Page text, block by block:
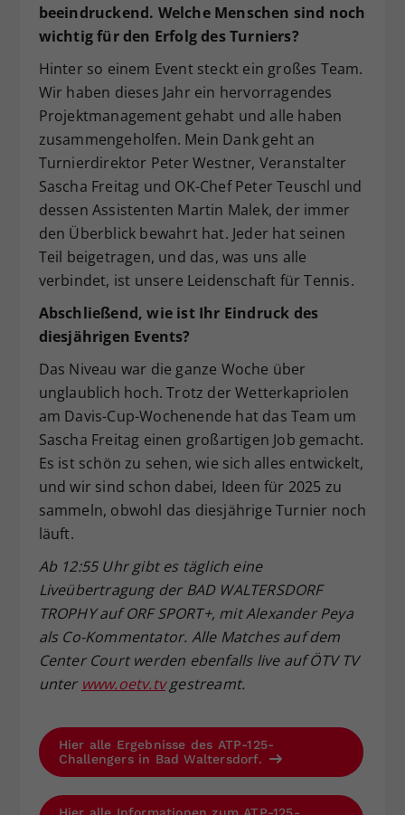
beeindruckend. Welche Menschen sind noch
wichtig für den Erfolg des Turniers?
Hinter so einem Event steckt ein großes Team.
Wir haben dieses Jahr ein hervorragendes
Projektmanagement gehabt und alle haben
zusammengeholfen. Mein Dank geht an
Turnierdirektor Peter Westner, Veranstalter
Sascha Freitag und OK-Chef Peter Teuschl und
dessen Assistenten Martin Malek, der immer
den Überblick bewahrt hat. Jeder hat seinen
Teil beigetragen, und das, was uns alle
verbindet, ist unsere Leidenschaft für Tennis.
Abschließend, wie ist Ihr Eindruck des
diesjährigen Events?
Das Niveau war die ganze Woche über
unglaublich hoch. Trotz der Wetterkapriolen
am Davis-Cup-Wochenende hat das Team um
Sascha Freitag einen großartigen Job gemacht.
Es ist schön zu sehen, wie sich alles entwickelt,
und wir sind schon dabei, Ideen für 2025 zu
sammeln, obwohl das diesjährige Turnier noch
läuft.
Ab 12:55 Uhr gibt es täglich eine
Liveübertragung der BAD WALTERSDORF
TROPHY auf ORF SPORT+, mit Alexander Peya
als Co-Kommentator. Alle Matches auf dem
Center Court werden ebenfalls live auf ÖTV TV
unter www.oetv.tvgestreamt.
Hier alle Ergebnisse des ATP-125-
Challengers in Bad Waltersdorf.